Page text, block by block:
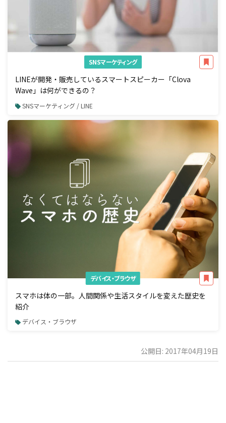
SNSマーケティング
LINEが開発・販売しているスマートスピーカー「Clova
Wave」は何ができるの？
SNSマーケティング / LINE
デバイス・ブラウザ
スマホは体の一部。人間関係や生活スタイルを変えた歴史を
紹介
デバイス・ブラウザ
公開日: 2017年04月19日